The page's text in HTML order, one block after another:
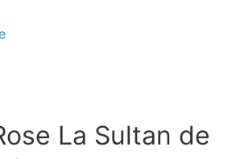
La Sultan de